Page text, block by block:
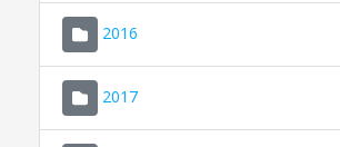
2016
2017